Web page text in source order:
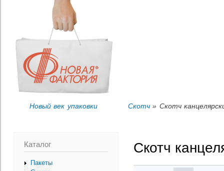
Новый век упаковки Скотч » Скотч
Каталог
Пакеты
Скотч